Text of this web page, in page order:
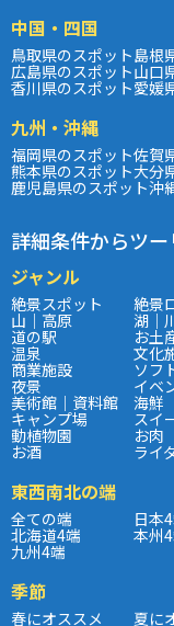
中国・四国
鳥取県のスポット島根
広島県のスポット山口
香川県のスポット愛媛
九州・沖縄
福岡県のスポット佐賀
熊本県のスポット大分
鹿児島県のスポット沖
詳細条件からツ
ジャンル
絶景スポット 絶景
山｜高原 湖｜
道の駅 お土
温泉 文化
商業施設 ソフ
夜景 イベ
美術館｜資料館 海鮮
キャンプ場 スイ
動植物園 お肉
お酒 ライ
東西南北の端
全ての端 日本
北海道4端 本州
九州4端
季節
春にオススメ 夏に